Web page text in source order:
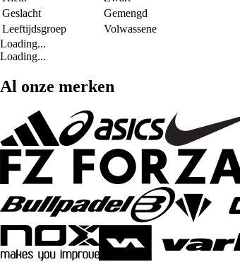
Geslacht
Gemengd
Leeftijdsgroep
Volwassene
Loading...
Loading...
Al onze merken